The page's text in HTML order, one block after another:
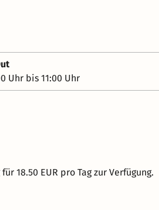
Uhr bis 11:00 Uhr
18.50 EUR pro Tag zur Verfügung.